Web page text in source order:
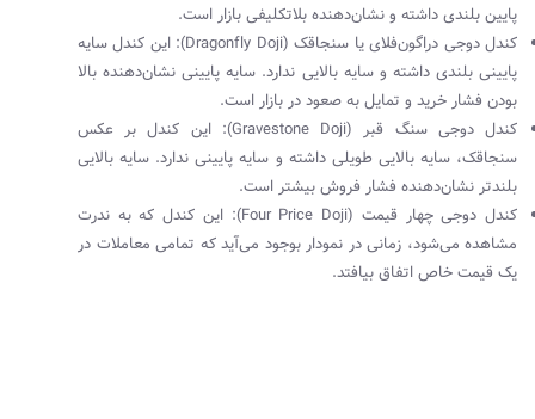
پایین بلندی داشته و نشان‌دهنده بلاتکلیفی بازار است.
کندل دوجی دراگون‌فلای یا سنجاقک (Dragonfly Doji): این کندل سایه
پایینی بلندی داشته و سایه بالایی ندارد. سایه پایینی نشان‌دهنده بالا
بودن فشار خرید و تمایل به صعود در بازار است.
کندل دوجی سنگ قبر (Gravestone Doji): این کندل بر عکس
سنجاقک، سایه بالایی طویلی داشته و سایه پایینی ندارد. سایه بالایی
بلندتر نشان‌دهنده فشار فروش بیشتر است.
کندل دوجی چهار قیمت (Four Price Doji): این کندل که به ندرت
مشاهده می‌شود، زمانی در نمودار بوجود می‌آید که تمامی معاملات در
یک قیمت خاص اتفاق بیافتد.